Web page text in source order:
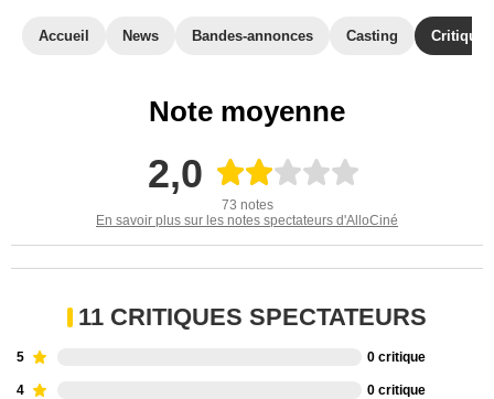
Accueil News Bandes-annonces Casting
Note moyenne
2,0
73 notes
En savoir plus sur les notes spectateurs d'AlloCiné
11 CRITIQUES SPECTATEURS
5 0 critique
4 0 critique